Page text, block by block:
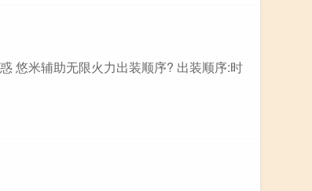
悠米辅助无限火力出装顺序? 出装顺序:时